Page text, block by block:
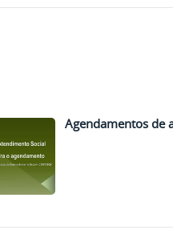
Agendamentos de